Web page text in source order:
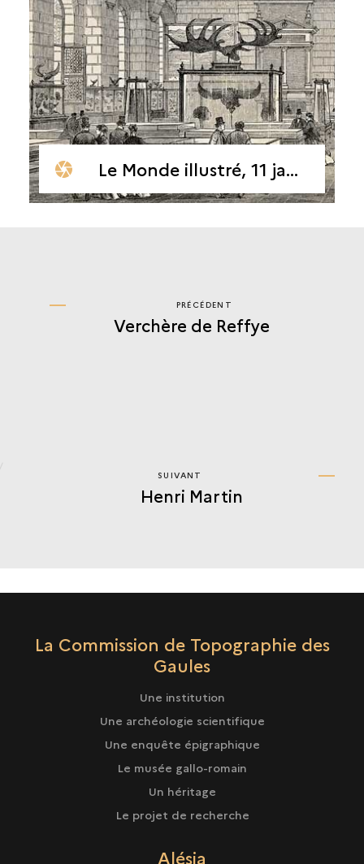
Le Monde illustré, 11 janvier 1868
PRÉCÉDENT
HENRI
PRÉCÉDENT
Verchère de Reffye
SUIVANT
HENRI
SUIVANT
Henri Martin
La Commission de Topographie des
Gaules
Une institution
Une archéologie scientifique
Une enquête épigraphique
Le musée gallo-romain
Un héritage
Le projet de recherche
Alésia